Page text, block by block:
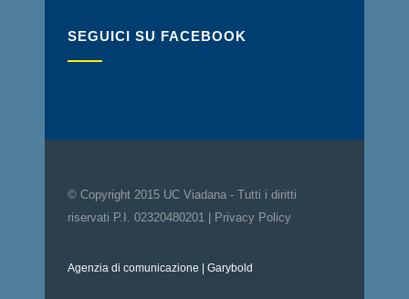
SEGUICI SU FACEBOOK
© Copyright 2015 UC Viadana - Tutti i diritti
riservati P.I. 02320480201 |
Privacy Policy
Agenzia di comunicazione | Garybold